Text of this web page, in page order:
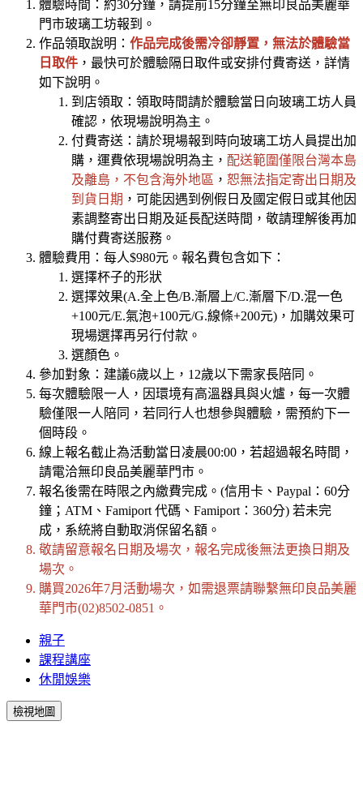
體驗時間：約30分鐘，請提前15分鐘至無印良品美麗華
門市玻璃工坊報到。
作品領取說明： 作品完成後需冷卻靜置，無法於體驗當
日取件 ，最快可於體驗隔日取件或安排付費寄送，詳情
如下說明。
到店領取：領取時間請於體驗當日向玻璃工坊人員
確認，依現場說明為主。
付費寄送：請於現場報到時向玻璃工坊人員提出加
購，運費依現場說明為主， 配送範圍僅限台灣本島
及離島，不包含海外地區 ， 恕無法指定寄出日期及
到貨日期 ，可能因遇到例假日及國定假日或其他因
素調整寄出日期及延長配送時間，敬請理解後再加
購付費寄送服務。
體驗費用：每人$980元。報名費包含如下：
選擇杯子的形狀
選擇效果(A.全上色/B.漸層上/C.漸層下/D.混一色
+100元/E.氣泡+100元/G.線條+200元)，加購效果可
現場選擇再另行付款。
選顏色。
參加對象：建議6歲以上，12歲以下需家長陪同。
每次體驗限一人，因環境有高溫器具與火爐，每一次體
驗僅限一人陪同，若同行人也想參與體驗，需預約下一
個時段。
線上報名截止為活動當日凌晨00:00，若超過報名時間，
請電洽無印良品美麗華門市。
報名後需在時限之內繳費完成。(信用卡、Paypal：60分
鐘；ATM、Famiport 代碼、Famiport：360分) 若未完
成，系統將自動取消保留名額。
敬請留意報名日期及場次，報名完成後無法更換日期及
場次。
購買2026年7月活動場次，如需退票請聯繫無印良品美麗
華門市(02)8502-0851。
親子
課程講座
休閒娛樂
檢視地圖